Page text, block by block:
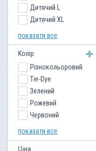
Кішки
Собаки
Хелловін
New Year
Птахи
Водний світ
Великі кішки
Міфологія та
Фольклор
Рептилії
Дракони
Вовки
Дитячий L
Дитячий XL
S
M
L
XL
XXL
XXXL
4XL
6XL
показати все
Колір
Різнокольоровий
Tie-Dye
Зелений
Рожевий
Червоний
Білий
показати все
Ціна